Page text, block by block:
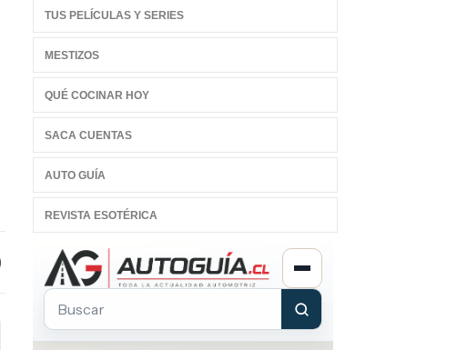
TUS PELÍCULAS Y SERIES
MESTIZOS
QUÉ COCINAR HOY
SACA CUENTAS
AUTO GUÍA
REVISTA ESOTÉRICA